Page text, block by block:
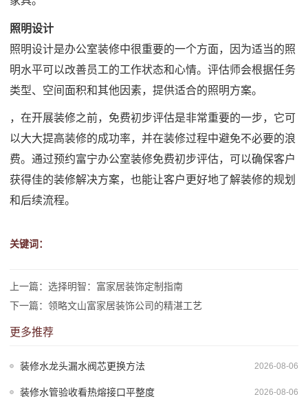
照明设计
照明设计是办公室装修中很重要的一个方面，因为适当的照
明水平可以改善员工的工作状态和心情。评估师会根据任务
类型、空间面积和其他因素，提供适合的照明方案。
，在开展装修之前，免费初步评估是非常重要的一步，它可
以大大提高装修的成功率，并在装修过程中避免不必要的浪
费。通过预约富宁办公室装修免费初步评估，可以确保客户
获得佳的装修解决方案，也能让客户更好地了解装修的规划
和后续流程。
关键词：
上一篇： 选择明智：富家居装饰定制指南
下一篇： 领略文山富家居装饰公司的精湛工艺
更多推荐
2026-08-06
装修水龙头漏水阀芯更换方法
2026-08-06
装修水管验收看热熔接口平整度